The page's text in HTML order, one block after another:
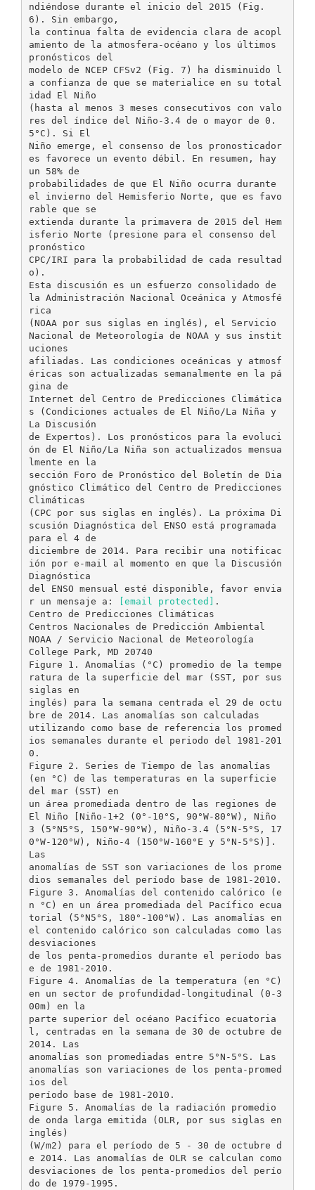
ndiéndose durante el inicio del 2015 (Fig.
6). Sin embargo,
la continua falta de evidencia clara de acopl
amiento de la atmosfera-océano y los últimos
pronósticos del
modelo de NCEP CFSv2 (Fig. 7) ha disminuido l
a confianza de que se materialice en su total
idad El Niño
(hasta al menos 3 meses consecutivos con valo
res del índice del Niño-3.4 de o mayor de 0.
5°C). Si El
Niño emerge, el consenso de los pronosticador
es favorece un evento débil. En resumen, hay
un 58% de
probabilidades de que El Niño ocurra durante
el invierno del Hemisferio Norte, que es favo
rable que se
extienda durante la primavera de 2015 del Hem
isferio Norte (presione para el consenso del
pronóstico
CPC/IRI para la probabilidad de cada resultad
o).
Esta discusión es un esfuerzo consolidado de
la Administración Nacional Oceánica y Atmosfé
rica
(NOAA por sus siglas en inglés), el Servicio
Nacional de Meteorología de NOAA y sus instit
uciones
afiliadas. Las condiciones oceánicas y atmosf
éricas son actualizadas semanalmente en la pá
gina de
Internet del Centro de Predicciones Climática
s (Condiciones actuales de El Niño/La Niña y
La Discusión
de Expertos). Los pronósticos para la evoluci
ón de El Niño/La Niña son actualizados mensua
lmente en la
sección Foro de Pronóstico del Boletín de Dia
gnóstico Climático del Centro de Predicciones
Climáticas
(CPC por sus siglas en inglés). La próxima Di
scusión Diagnóstica del ENSO está programada
para el 4 de
diciembre de 2014. Para recibir una notificac
ión por e-mail al momento en que la Discusión
Diagnóstica
del ENSO mensual esté disponible, favor envia
r un mensaje a:
[email protected] .
Centro de Predicciones Climáticas
Centros Nacionales de Predicción Ambiental
NOAA / Servicio Nacional de Meteorología
College Park, MD 20740
Figure 1. Anomalías (°C) promedio de la tempe
ratura de la superficie del mar (SST, por sus
siglas en
inglés) para la semana centrada el 29 de octu
bre de 2014. Las anomalías son calculadas
utilizando como base de referencia los promed
ios semanales durante el periodo del 1981-201
0.
Figure 2. Series de Tiempo de las anomalías
(en °C) de las temperaturas en la superficie
del mar (SST) en
un área promediada dentro de las regiones de
El Niño [Niño-1+2 (0°-10°S, 90°W-80°W), Niño
3 (5°N5°S, 150°W-90°W), Niño-3.4 (5°N-5°S, 17
0°W-120°W), Niño-4 (150°W-160°E y 5°N-5°S)].
Las
anomalías de SST son variaciones de los prome
dios semanales del período base de 1981-2010.
Figure 3. Anomalías del contenido calórico (e
n °C) en un área promediada del Pacífico ecua
torial (5°N5°S, 180°-100°W). Las anomalías en
el contenido calórico son calculadas como las
desviaciones
de los penta-promedios durante el período bas
e de 1981-2010.
Figure 4. Anomalías de la temperatura (en °C)
en un sector de profundidad-longitudinal (0-3
00m) en la
parte superior del océano Pacífico ecuatoria
l, centradas en la semana de 30 de octubre de
2014. Las
anomalías son promediadas entre 5°N-5°S. Las
anomalías son variaciones de los penta-promed
ios del
período base de 1981-2010.
Figure 5. Anomalías de la radiación promedio
de onda larga emitida (OLR, por sus siglas en
inglés)
(W/m2) para el período de 5 - 30 de octubre d
e 2014. Las anomalías de OLR se calculan como
desviaciones de los penta-promedios del perío
do de 1979-1995.